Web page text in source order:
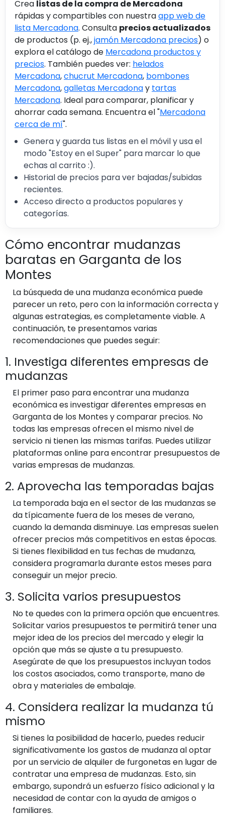
Crea listas de la compra de Mercadona
rápidas y compartibles con nuestraapp web de
lista Mercadona. Consulta precios actualizados
de productos (p. ej.,jamón Mercadona precios) o
explora el catálogo de Mercadona productos y
precios. También puedes ver: helados
Mercadona,chucrut Mercadona, bombones
Mercadona,galletas Mercadonay tartas
Mercadona. Ideal para comparar, planificar y
ahorrar cada semana. Encuentra el "Mercadona
cerca de mí".
Genera y guarda tus listas en el móvil y usa el
modo "Estoy en el Super" para marcar lo que
echas al carrito :).
Historial de precios para ver bajadas/subidas
recientes.
Acceso directo a productos populares y
categorías.
Cómo encontrar mudanzas
baratas en Garganta de los
Montes
La búsqueda de una mudanza económica puede
parecer un reto, pero con la información correcta y
algunas estrategias, es completamente viable. A
continuación, te presentamos varias
recomendaciones que puedes seguir:
1. Investiga diferentes empresas de
mudanzas
El primer paso para encontrar una mudanza
económica es investigar diferentes empresas en
Garganta de los Montes y comparar precios. No
todas las empresas ofrecen el mismo nivel de
servicio ni tienen las mismas tarifas. Puedes utilizar
plataformas online para encontrar presupuestos de
varias empresas de mudanzas.
2. Aprovecha las temporadas bajas
La temporada baja en el sector de las mudanzas se
da típicamente fuera de los meses de verano,
cuando la demanda disminuye. Las empresas suelen
ofrecer precios más competitivos en estas épocas.
Si tienes flexibilidad en tus fechas de mudanza,
considera programarla durante estos meses para
conseguir un mejor precio.
3. Solicita varios presupuestos
No te quedes con la primera opción que encuentres.
Solicitar varios presupuestos te permitirá tener una
mejor idea de los precios del mercado y elegir la
opción que más se ajuste a tu presupuesto.
Asegúrate de que los presupuestos incluyan todos
los costos asociados, como transporte, mano de
obra y materiales de embalaje.
4. Considera realizar la mudanza tú
mismo
Si tienes la posibilidad de hacerlo, puedes reducir
significativamente los gastos de mudanza al optar
por un servicio de alquiler de furgonetas en lugar de
contratar una empresa de mudanzas. Esto, sin
embargo, supondrá un esfuerzo físico adicional y la
necesidad de contar con la ayuda de amigos o
familiares.